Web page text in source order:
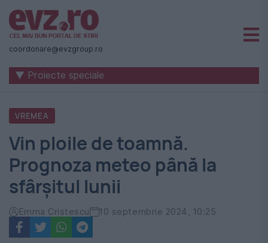
Știri
naționale
internaționale
România
-
Evenimentul
Zilei
coordonare@evzgroup.ro
▼ Proiecte speciale
VREMEA
Vin ploile de toamnă.
Prognoza meteo până la
sfârșitul lunii
Emma Cristescu 10 septembrie 2024, 10:25